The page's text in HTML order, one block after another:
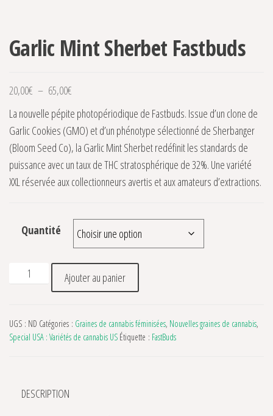
Garlic Mint Sherbet Fastbuds
20,00€ – 65,00€
La nouvelle pépite photopériodique de Fastbuds. Issue d’un clone de
Garlic Cookies (GMO) et d’un phénotype sélectionné de Sherbanger
(Bloom Seed Co), la Garlic Mint Sherbet redéfinit les standards de
puissance avec un taux de THC stratosphérique de 32%. Une variété
XXL réservée aux collectionneurs avertis et aux amateurs d’extractions.
Quantité
quantité de Garlic Mint Sherbet Fastbuds
Ajouter au panier
UGS : ND Catégories : Graines de cannabis féminisées, Nouvelles graines de cannabis,
Special USA : Variétés de cannabis US Étiquette : FastBuds
DESCRIPTION